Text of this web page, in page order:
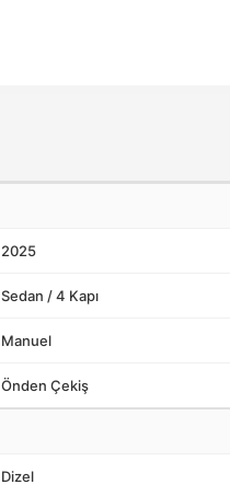
2025
Sedan / 4 Kapı
Manuel
Önden Çekiş
Dizel